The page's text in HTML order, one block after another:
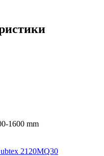
1600 mm
2120MQ30